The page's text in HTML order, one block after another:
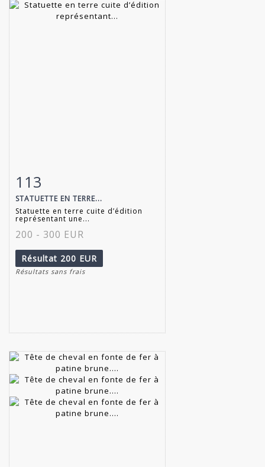
Fiche détaillée
113
STATUETTE EN TERRE...
Statuette en terre cuite d’édition
représentant une...
200 - 300 EUR
Résultat 200 EUR
Résultats sans frais